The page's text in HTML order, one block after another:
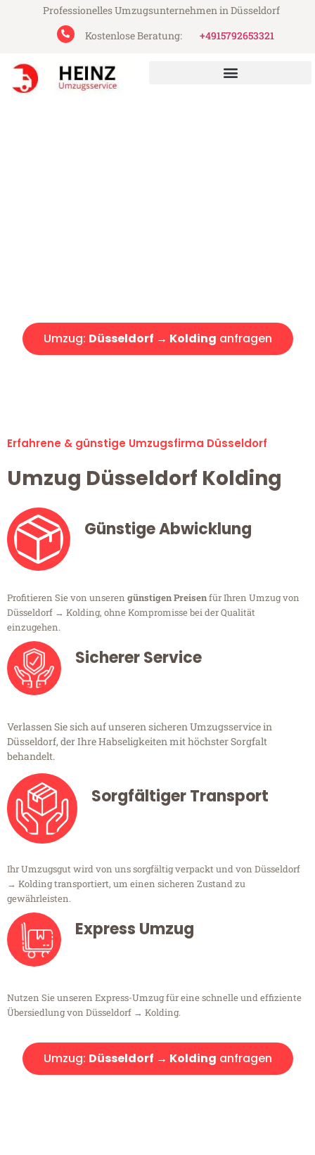
Professionelles Umzugsunternehmen in Düsseldorf
Kostenlose Beratung:
+4915792653321
Umzug: Düsseldorf → Kolding anfragen
Erfahrene & günstige Umzugsfirma Düsseldorf
Umzug Düsseldorf Kolding
Günstige Abwicklung
Profitieren Sie von unseren günstigen Preisenfür Ihren Umzug von
Düsseldorf → Kolding, ohne Kompromisse bei der Qualität
einzugehen.
Sicherer Service
Verlassen Sie sich auf unseren sicheren Umzugsservice in
Düsseldorf, der Ihre Habseligkeiten mit höchster Sorgfalt
behandelt.
Sorgfältiger Transport
Ihr Umzugsgut wird von uns sorgfältig verpackt und von Düsseldorf
→ Kolding transportiert, um einen sicheren Zustand zu
gewährleisten.
Express Umzug
Nutzen Sie unseren Express-Umzug für eine schnelle und effiziente
Übersiedlung von Düsseldorf → Kolding.
Umzug: Düsseldorf → Kolding anfragen